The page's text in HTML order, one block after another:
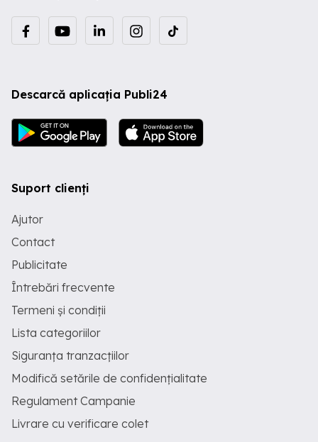
Descarcă aplicația Publi24
Suport clienți
Ajutor
Contact
Publicitate
Întrebări frecvente
Termeni și condiții
Lista categoriilor
Siguranța tranzacțiilor
Modifică setările de confidențialitate
Regulament Campanie
Livrare cu verificare colet